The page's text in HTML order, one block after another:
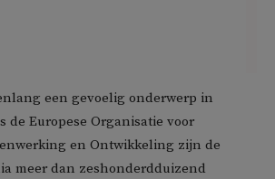
een gevoelig onderwerp in
de Europese Organisatie voor
en Ontwikkeling zijn de
meer dan zeshonderdduizend